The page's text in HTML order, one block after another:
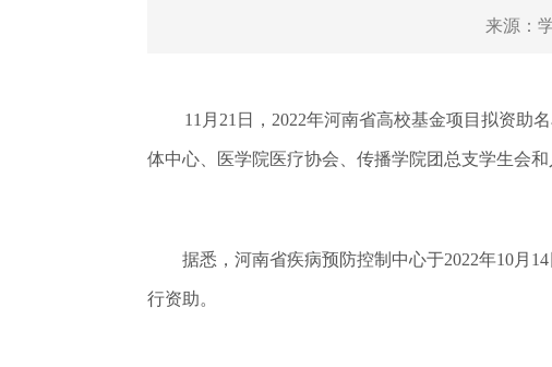
来源：
11月21日，2022年河南省高校基金项目拟资助
体中心、医学院医疗协会、传播学院团总支学生会
据悉，河南省疾病预防控制中心于2022年10月14
行资助。